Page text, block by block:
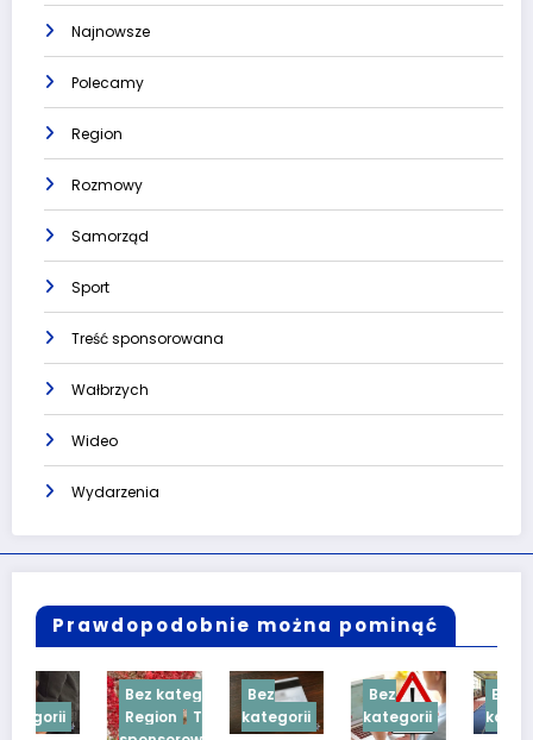
Najnowsze
Polecamy
Region
Rozmowy
Samorząd
Sport
Treść sponsorowana
Wałbrzych
Wideo
Wydarzenia
Prawdopodobnie można pominąć
Bez kategorii
Region
Treść
Bez
kategorii
Bez
kategorii
Bez
kategorii